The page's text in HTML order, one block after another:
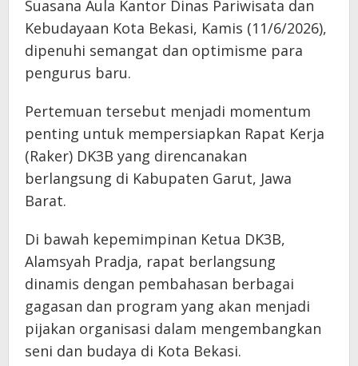
Suasana Aula Kantor Dinas Pariwisata dan
Kebudayaan Kota Bekasi, Kamis (11/6/2026),
dipenuhi semangat dan optimisme para
pengurus baru.
Pertemuan tersebut menjadi momentum
penting untuk mempersiapkan Rapat Kerja
(Raker) DK3B yang direncanakan
berlangsung di Kabupaten Garut, Jawa
Barat.
Di bawah kepemimpinan Ketua DK3B,
Alamsyah Pradja, rapat berlangsung
dinamis dengan pembahasan berbagai
gagasan dan program yang akan menjadi
pijakan organisasi dalam mengembangkan
seni dan budaya di Kota Bekasi.